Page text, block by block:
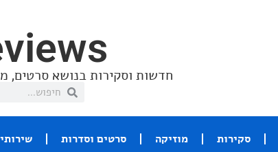
חדשות וסקירות בנושא סרטים,
סקירות מוזיקה סרטים וסדרות